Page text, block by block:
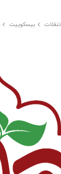
تنقلات بیسکوییت